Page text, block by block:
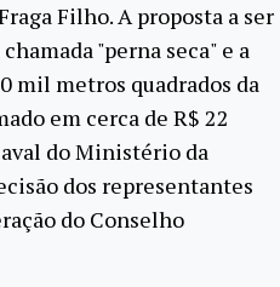
Filho. A proposta a ser
"perna seca" e a
mil metros quadrados da
em cerca de R$ 22
do Ministério da
dos representantes
do Conselho